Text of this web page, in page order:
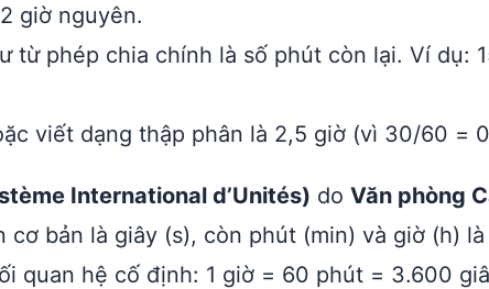
giờ nguyên.
từ phép chia chính là số phút còn lại. Ví dụ:
viết dạng thập phân là 2,5 giờ (vì 30/60 =
International d’Unités) do Văn phòng
cơ bản là giây (s), còn phút (min) và giờ (h)
quan hệ cố định: 1 giờ = 60 phút = 3.600